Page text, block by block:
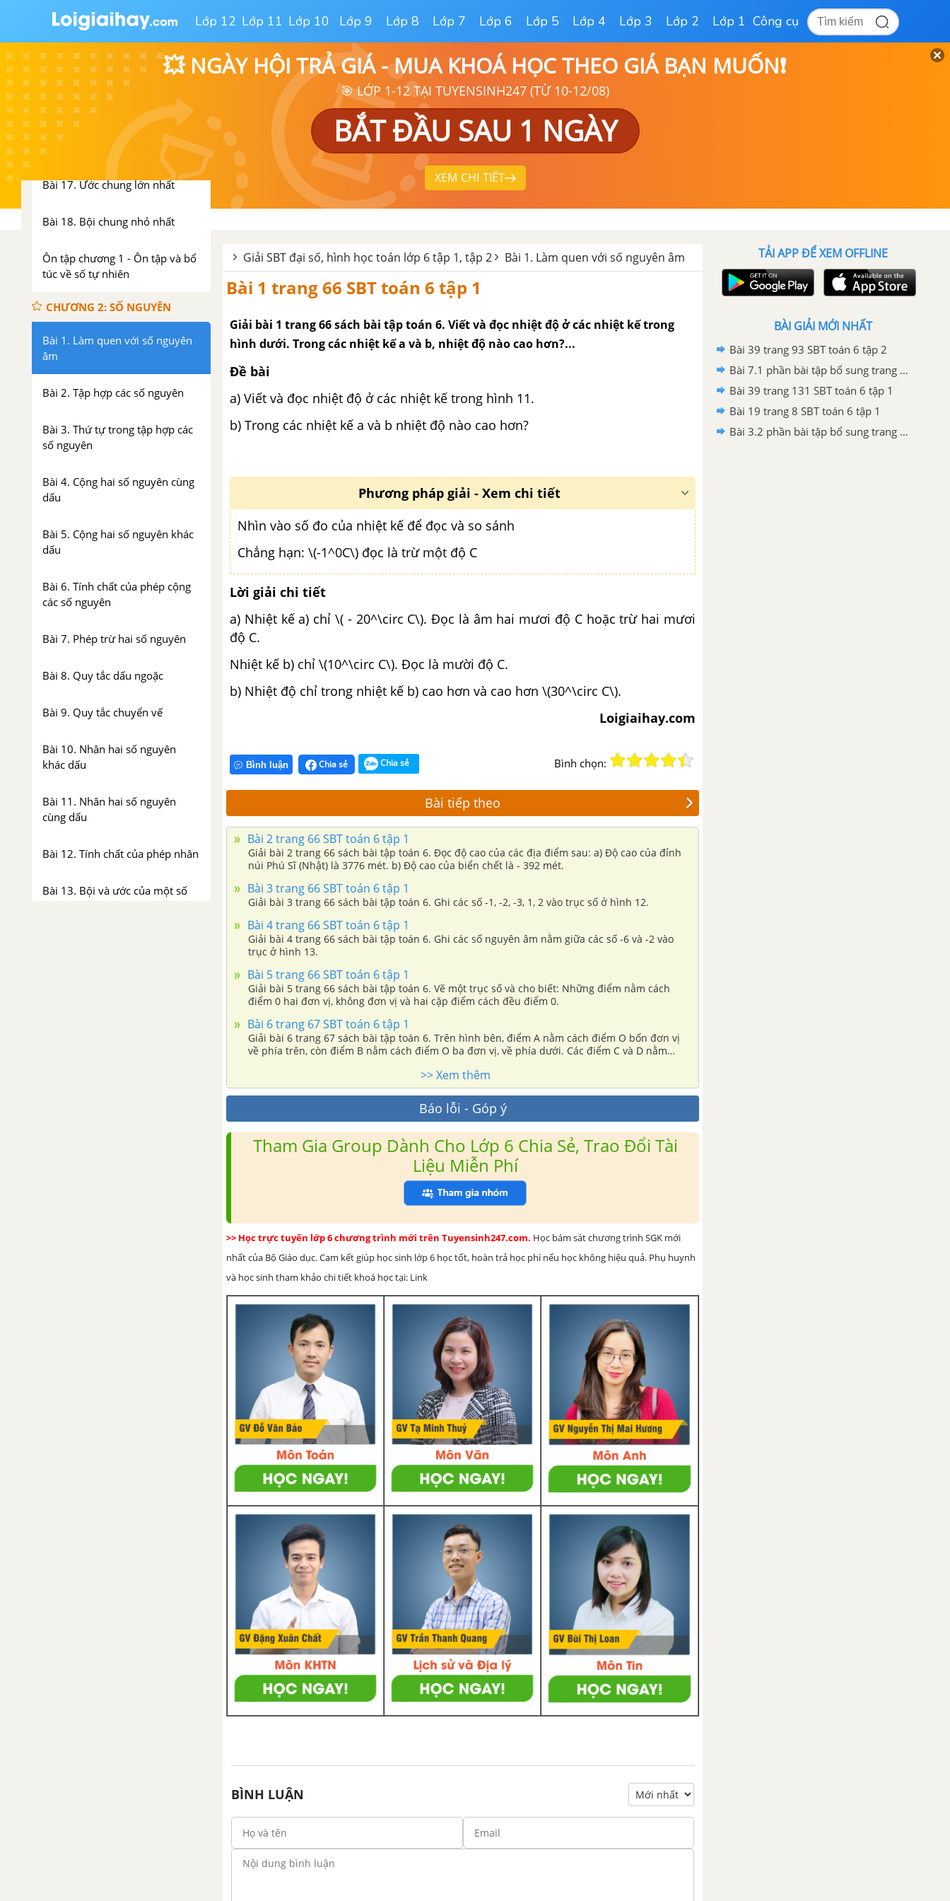
Lớp 12 Lớp 11 Lớp 10 Lớp 9 Lớp 8 Lớp 7 Lớp 6 Lớp 5 Lớp 4 Lớp 3 Lớp 2 Lớp 1 Công cụ
💥 NGÀY HỘI TRẢ GIÁ - MUA KHOÁ HỌC THEO GIÁ BẠN MUỐN❗
🎯 LỚP 1-12 TẠI TUYENSINH247 (TỪ 10-12/08)
BẮT ĐẦU SAU 1 NGÀY
XEM CHI TIẾT
Bài 14. Số nguyên tố, hợp số.
Bảng nguyên tố
Bài 15. Phân tích một số ra thừa
số nguyên tố
Bài 16. Ước chung và bội chung
Bài 17. Ước chung lớn nhất
Bài 18. Bội chung nhỏ nhất
Ôn tập chương 1 - Ôn tập và bổ
túc về số tự nhiên
CHƯƠNG 2: SỐ NGUYÊN
Bài 1. Làm quen với số nguyên
âm
Bài 2. Tập hợp các số nguyên
Bài 3. Thứ tự trong tập hợp các
số nguyên
Bài 4. Cộng hai số nguyên cùng
dấu
Bài 5. Cộng hai số nguyên khác
dấu
Bài 6. Tính chất của phép cộng
các số nguyên
Bài 7. Phép trừ hai số nguyên
Bài 8. Quy tắc dấu ngoặc
Bài 9. Quy tắc chuyển vế
Bài 10. Nhân hai số nguyên
khác dấu
Bài 11. Nhân hai số nguyên
cùng dấu
Bài 12. Tính chất của phép nhân
Bài 13. Bội và ước của một số
Giải SBT đại số, hình học toán lớp 6 tập 1, tập 2 Bài 1. Làm quen với số nguyên âm
Bài 1 trang 66 SBT toán 6 tập 1
Giải bài 1 trang 66 sách bài tập toán 6. Viết và đọc nhiệt độ ở các nhiệt kế trong
hình dưới. Trong các nhiệt kế a và b, nhiệt độ nào cao hơn?...
Đề bài
a) Viết và đọc nhiệt độ ở các nhiệt kế trong hình 11.
b) Trong các nhiệt kế a và b nhiệt độ nào cao hơn?
Phương pháp giải - Xem chi tiết
Nhìn vào số đo của nhiệt kế để đọc và so sánh
Chẳng hạn: \(-1^0C\) đọc là trừ một độ C
Lời giải chi tiết
a) Nhiệt kế a) chỉ \( - 20^\circ C\). Đọc là âm hai mươi độ C hoặc trừ hai mươi
độ C.
Nhiệt kế b) chỉ \(10^\circ C\). Đọc là mười độ C.
b) Nhiệt độ chỉ trong nhiệt kế b) cao hơn và cao hơn \(30^\circ C\).
Loigiaihay.com
Bình luận Chia sẻ Chia sẻ Bình chọn:
Bài tiếp theo
Bài 2 trang 66 SBT toán 6 tập 1
Giải bài 2 trang 66 sách bài tập toán 6. Đọc độ cao của các địa điểm sau: a) Độ cao của đỉnh
núi Phú Sĩ (Nhật) là 3776 mét. b) Độ cao của biển chết là - 392 mét.
Bài 3 trang 66 SBT toán 6 tập 1
Giải bài 3 trang 66 sách bài tập toán 6. Ghi các số -1, -2, -3, 1, 2 vào trục số ở hình 12.
Bài 4 trang 66 SBT toán 6 tập 1
Giải bài 4 trang 66 sách bài tập toán 6. Ghi các số nguyên âm nằm giữa các số -6 và -2 vào
trục ở hình 13.
Bài 5 trang 66 SBT toán 6 tập 1
Giải bài 5 trang 66 sách bài tập toán 6. Vẽ một trục số và cho biết: Những điểm nằm cách
điểm 0 hai đơn vị, không đơn vị và hai cặp điểm cách đều điểm 0.
Bài 6 trang 67 SBT toán 6 tập 1
Giải bài 6 trang 67 sách bài tập toán 6. Trên hình bên, điểm A nằm cách điểm O bốn đơn vị
về phía trên, còn điểm B nằm cách điểm O ba đơn vị, về phía dưới. Các điểm C và D nằm
>> Xem thêm
Báo lỗi - Góp ý
Tham Gia Group Dành Cho Lớp 6 Chia Sẻ, Trao Đổi Tài
Liệu Miễn Phí
>> Học trực tuyến lớp 6 chương trình mới trên Tuyensinh247.com. Học bám sát chương trình SGK mới
nhất của Bộ Giáo dục. Cam kết giúp học sinh lớp 6 học tốt, hoàn trả học phí nếu học không hiệu quả. Phụ huynh
và học sinh tham khảo chi tiết khoá học tại: Link
BÌNH LUẬN
TẢI APP ĐỂ XEM OFFLINE
BÀI GIẢI MỚI NHẤT
Bài 39 trang 93 SBT toán 6 tập 2
Bài 7.1 phần bài tập bổ sung trang 92, 93 SBT toán 6 tập 2
Bài 39 trang 131 SBT toán 6 tập 1
Bài 19 trang 8 SBT toán 6 tập 1
Bài 3.2 phần bài tập bổ sung trang 70 SBT toán 6 tập 1